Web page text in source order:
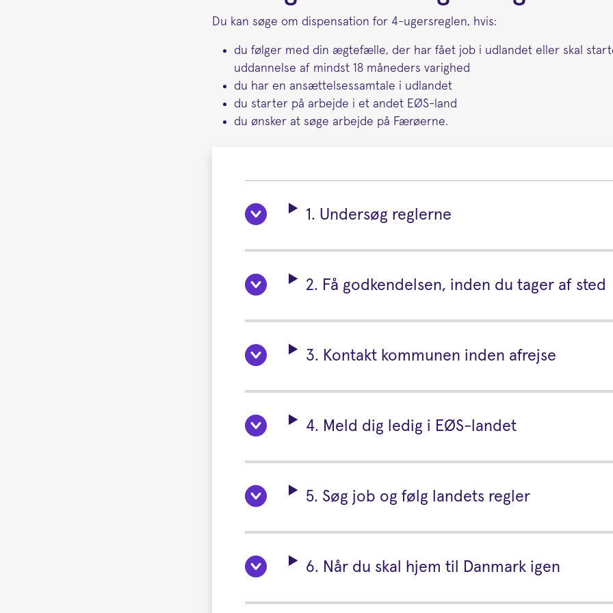
Du kan søge om dispensation for 4-ugersreglen, hvis:
du følger med din ægtefælle, der har fået job i udlandet eller skal
uddannelse af mindst 18 måneders varighed
du har en ansættelsessamtale i udlandet
du starter på arbejde i et andet EØS-land
du ønsker at søge arbejde på Færøerne.
1. Undersøg reglerne
2. Få godkendelsen, inden du tager af sted
3. Kontakt kommunen inden afrejse
4. Meld dig ledig i EØS-landet
5. Søg job og følg landets regler
6. Når du skal hjem til Danmark igen